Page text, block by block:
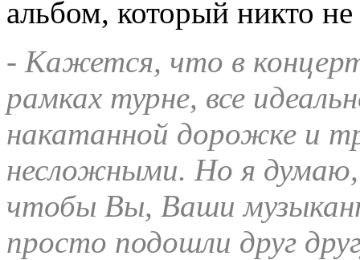
альбом, который никто
- Кажется, что в
рамках турне, все
накатанной дорожке и
несложными. Но я
чтобы Вы, Ваши
просто подошли друг